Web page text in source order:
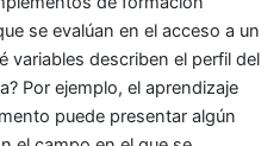
se evalúan en el acceso a un
variables describen el perfil del
Por ejemplo, el aprendizaje
puede presentar algún